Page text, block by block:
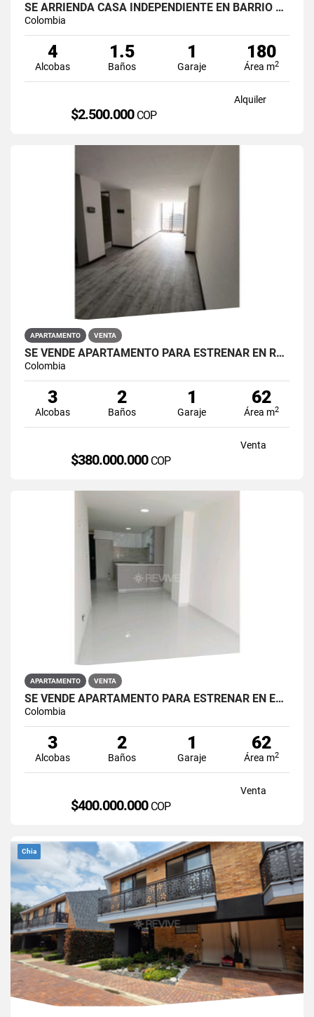
SE ARRIENDA CASA INDEPENDIENTE EN BARRIO QUIROGA SUR
Colombia
4
Alcobas
1.5
Baños
1
Garaje
180
Área m2
Alquiler
$2.500.000 COP
APARTAMENTO VENTA
SE VENDE APARTAMENTO PARA ESTRENAR EN RESTREPO ANTONIO NARIÑO
Colombia
3
Alcobas
2
Baños
1
Garaje
62
Área m2
Venta
$380.000.000 COP
APARTAMENTO VENTA
SE VENDE APARTAMENTO PARA ESTRENAR EN EL BARRIO RESTREPO
Colombia
3
Alcobas
2
Baños
1
Garaje
62
Área m2
Venta
$400.000.000 COP
Chia